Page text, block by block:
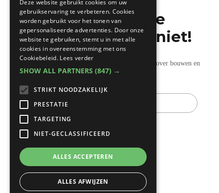
Mis de laatste
bouwnieuwtjes niet!
Ontvang onze wekelijkse updates vol nuttige tips over bouwen en
verbouwen.
E-
mail
Deze website gebruikt cookies om uw
gebruikservaring te verbeteren. Cookies
worden gebruikt voor het tonen van
gepersonaliseerde advertenties. Door onze
website te gebruiken, stemt u in met alle
cookies in overeenstemming met ons
Cookiebeleid. Lees verder
SHOW ALL PARTNERS (847) →
STRIKT NOODZAKELIJK
PRESTATIE
TARGETING
NIET-GECLASSIFICEERD
ALLES ACCEPTEREN
ALLES AFWIJZEN